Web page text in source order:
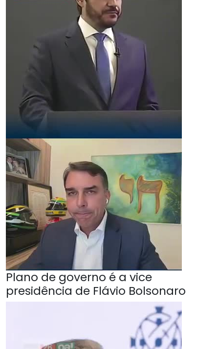
Plano de governo é a vice
presidência de Flávio Bolsonaro